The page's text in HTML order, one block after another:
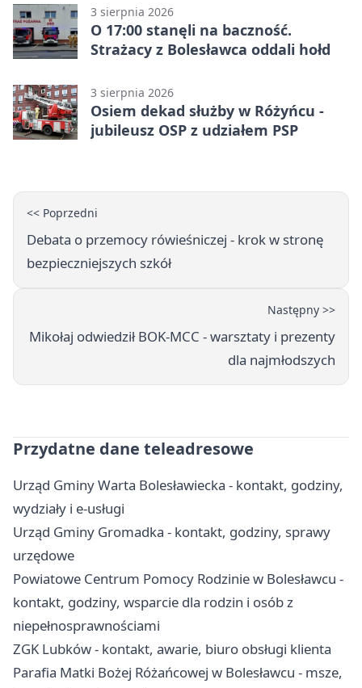
3 sierpnia 2026
O 17:00 stanęli na baczność.
Strażacy z Bolesławca oddali hołd
3 sierpnia 2026
Osiem dekad służby w Różyńcu -
jubileusz OSP z udziałem PSP
<< Poprzedni
Debata o przemocy rówieśniczej - krok w stronę
bezpieczniejszych szkół
Następny >>
Mikołaj odwiedził BOK-MCC - warsztaty i prezenty
dla najmłodszych
Przydatne dane teleadresowe
Urząd Gminy Warta Bolesławiecka - kontakt, godziny,
wydziały i e-usługi
Urząd Gminy Gromadka - kontakt, godziny, sprawy
urzędowe
Powiatowe Centrum Pomocy Rodzinie w Bolesławcu -
kontakt, godziny, wsparcie dla rodzin i osób z
niepełnosprawnościami
ZGK Lubków - kontakt, awarie, biuro obsługi klienta
Parafia Matki Bożej Różańcowej w Bolesławcu - msze,